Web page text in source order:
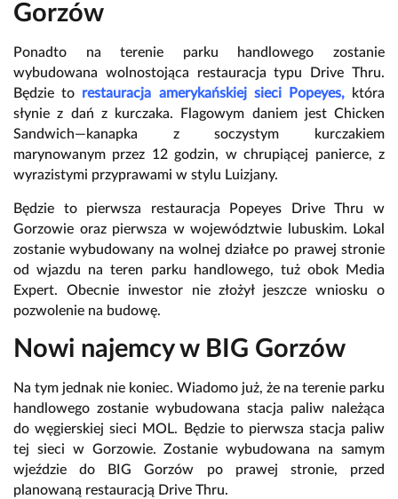
Gorzów
Ponadto na terenie parku handlowego zostanie
wybudowana wolnostojąca restauracja typu Drive Thru.
Będzie to restauracja amerykańskiej sieci Popeyes,
która
słynie z dań z kurczaka. Flagowym daniem jest Chicken
Sandwich—kanapka z soczystym kurczakiem
marynowanym przez 12 godzin, w chrupiącej panierce, z
wyrazistymi przyprawami w stylu Luizjany.
Będzie to pierwsza restauracja Popeyes Drive Thru w
Gorzowie oraz pierwsza w województwie lubuskim. Lokal
zostanie wybudowany na wolnej działce po prawej stronie
od wjazdu na teren parku handlowego, tuż obok Media
Expert. Obecnie inwestor nie złożył jeszcze wniosku o
pozwolenie na budowę.
Nowi najemcy w BIG Gorzów
Na tym jednak nie koniec. Wiadomo już, że na terenie parku
handlowego zostanie wybudowana stacja paliw należąca
do węgierskiej sieci MOL. Będzie to pierwsza stacja paliw
tej sieci w Gorzowie. Zostanie wybudowana na samym
wjeździe do BIG Gorzów po prawej stronie, przed
planowaną restauracją Drive Thru.